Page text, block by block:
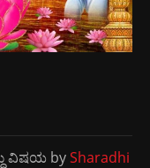
ವಿಷಯ bySharadhi